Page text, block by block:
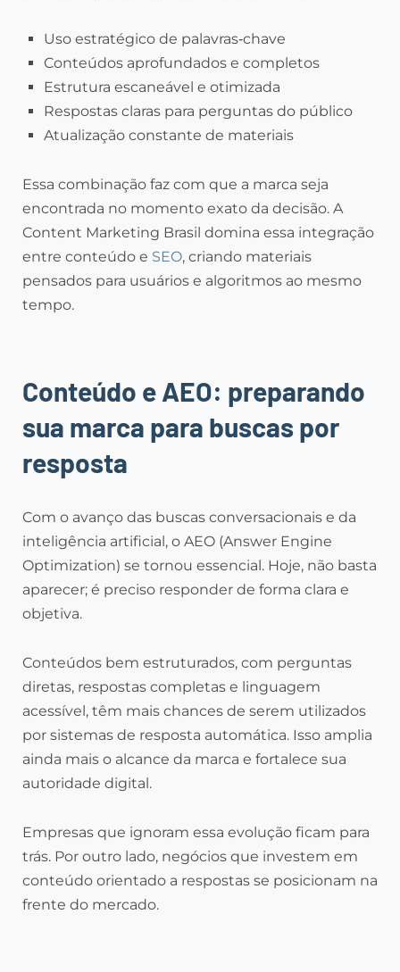
Uso estratégico de palavras‑chave
Conteúdos aprofundados e completos
Estrutura escaneável e otimizada
Respostas claras para perguntas do público
Atualização constante de materiais
Essa combinação faz com que a marca seja
encontrada no momento exato da decisão. A
Content Marketing Brasil domina essa integração
entre conteúdo e SEO, criando materiais
pensados para usuários e algoritmos ao mesmo
tempo.
Conteúdo e AEO: preparando
sua marca para buscas por
resposta
Com o avanço das buscas conversacionais e da
inteligência artificial, o AEO (Answer Engine
Optimization) se tornou essencial. Hoje, não basta
aparecer; é preciso responder de forma clara e
objetiva.
Conteúdos bem estruturados, com perguntas
diretas, respostas completas e linguagem
acessível, têm mais chances de serem utilizados
por sistemas de resposta automática. Isso amplia
ainda mais o alcance da marca e fortalece sua
autoridade digital.
Empresas que ignoram essa evolução ficam para
trás. Por outro lado, negócios que investem em
conteúdo orientado a respostas se posicionam na
frente do mercado.